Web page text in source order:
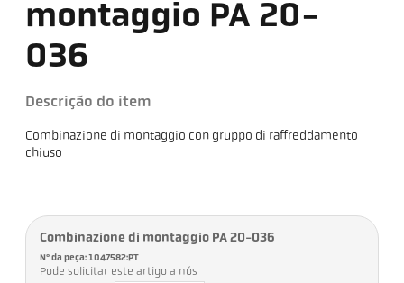
montaggio PA 20-
036
Descrição do item
Combinazione di montaggio con gruppo di raffreddamento
chiuso
Combinazione di montaggio PA 20-036
Nº da peça: 1047582:PT
Pode solicitar este artigo a nós